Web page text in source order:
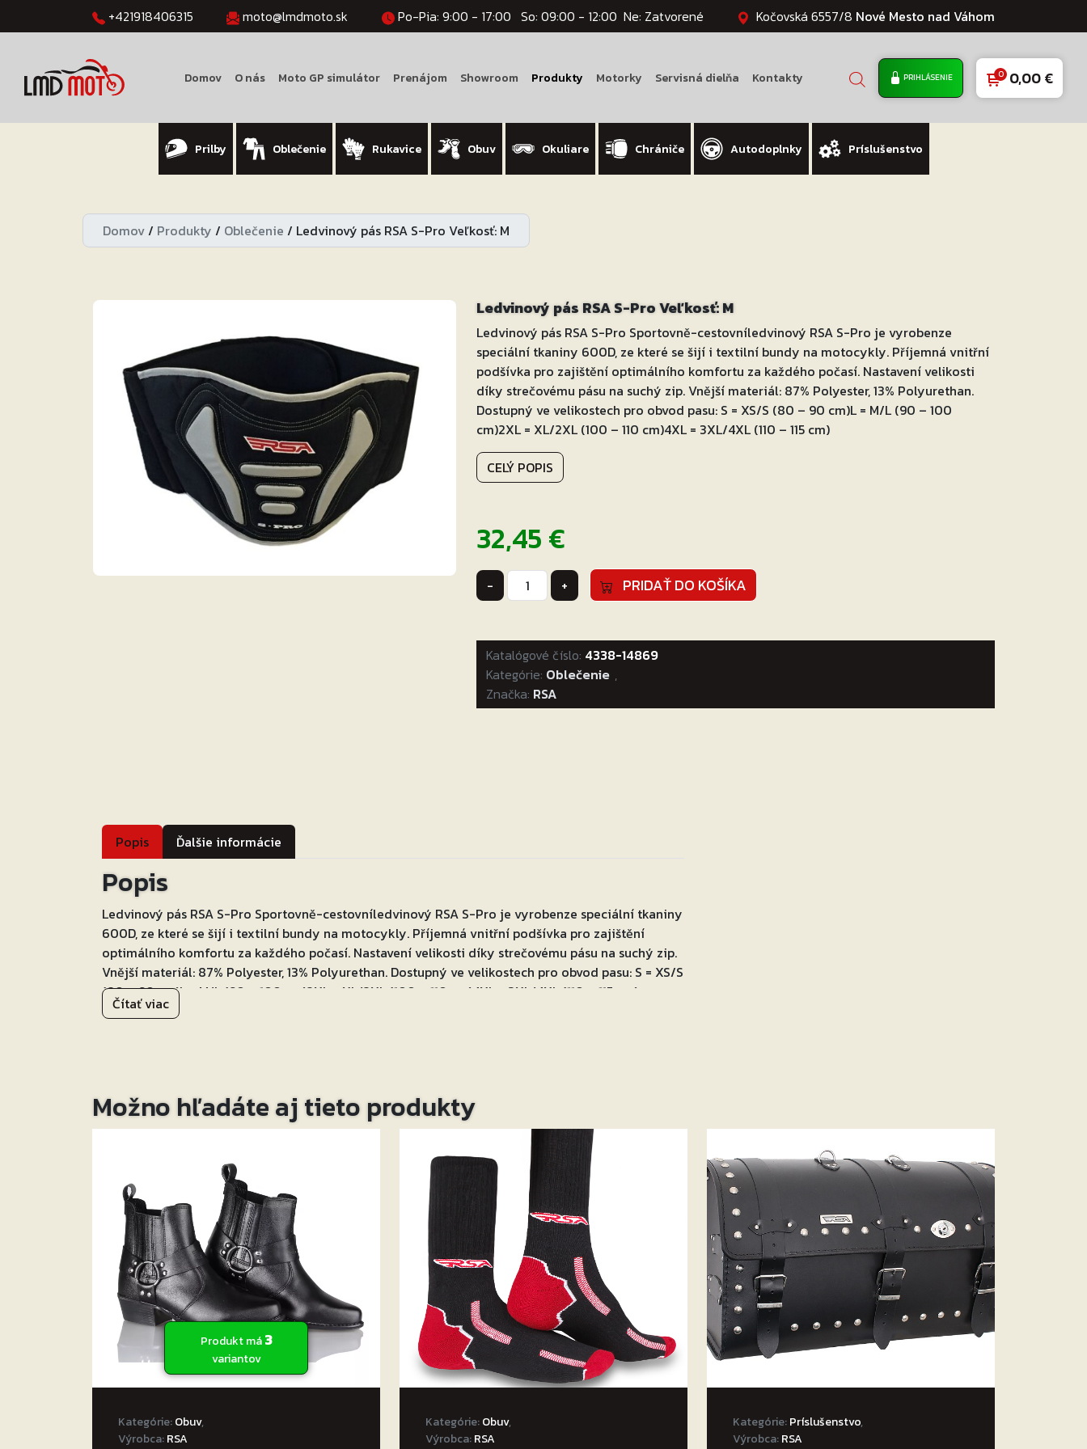
+421918406315 moto@lmdmoto.sk Po-Pia: 9:00 - 17:00 So: 09:00 - 12:00 Ne: Zatvorené Kočovská 6557/8 Nové Mesto nad Váhom
Domov O nás Moto GP simulátor Prenájom Showroom Produkty Motorky Servisná dielňa Kontakty PRIHLÁSENIE 0,00€
Prilby Oblečenie Rukavice Obuv Okuliare Chrániče Autodoplnky Príslušenstvo
Domov/ Produkty / Oblečenie / Ledvinový pás RSA S-Pro Veľkosť: M
Ledvinový pás RSA S-Pro Veľkosť: M
Ledvinový pás RSA S-Pro Sportovně-cestovníledvinový RSA S-Pro je vyrobenze
speciální tkaniny 600D, ze které se šijí i textilní bundy na motocykly. Příjemná vnitřní
podšívka pro zajištění optimálního komfortu za každého počasí. Nastavení velikosti
díky strečovému pásu na suchý zip. Vnější materiál: 87% Polyester, 13% Polyurethan.
Dostupný ve velikostech pro obvod pasu: S = XS/S (80 – 90 cm)L = M/L (90 – 100
cm)2XL = XL/2XL (100 – 110 cm)4XL = 3XL/4XL (110 – 115 cm)
CELÝ POPIS
32,45€
-
množstvo
Ledvinový
RSA
S-
Pro
Veľkosť:
M
+ PRIDAŤ DO KOŠÍKA
Katalógové číslo: 4338-14869
Kategórie: Oblečenie ,
Značka: RSA
Popis Ďalšie informácie
Popis
Ledvinový pás RSA S-Pro Sportovně-cestovníledvinový RSA S-Pro je vyrobenze speciální tkaniny
600D, ze které se šijí i textilní bundy na motocykly. Příjemná vnitřní podšívka pro zajištění
optimálního komfortu za každého počasí. Nastavení velikosti díky strečovému pásu na suchý zip.
Vnější materiál: 87% Polyester, 13% Polyurethan. Dostupný ve velikostech pro obvod pasu: S = XS/S
(80 – 90 cm)L = M/L (90 – 100 cm)2XL = XL/2XL (100 – 110 cm)4XL = 3XL/4XL (110 – 115 cm)
Čítať viac
Možno hľadáte aj tieto produkty
Produkt má3
variantov
Kategórie:Obuv,
Výrobca:RSA
Kategórie:Obuv,
Výrobca:RSA
Kategórie:Príslušenstvo,
Výrobca:RSA